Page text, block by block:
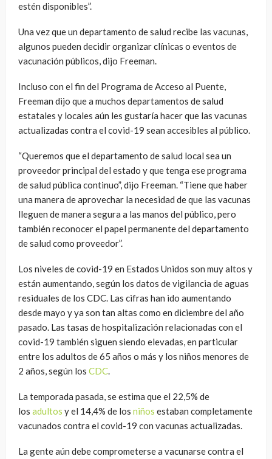
estén disponibles”.
Una vez que un departamento de salud recibe las vacunas,
algunos pueden decidir organizar clínicas o eventos de
vacunación públicos, dijo Freeman.
Incluso con el fin del Programa de Acceso al Puente,
Freeman dijo que a muchos departamentos de salud
estatales y locales aún les gustaría hacer que las vacunas
actualizadas contra el covid-19 sean accesibles al público.
“Queremos que el departamento de salud local sea un
proveedor principal del estado y que tenga ese programa
de salud pública continuo”, dijo Freeman. “Tiene que haber
una manera de aprovechar la necesidad de que las vacunas
lleguen de manera segura a las manos del público, pero
también reconocer el papel permanente del departamento
de salud como proveedor”.
Los niveles de covid-19 en Estados Unidos son muy altos y
están aumentando, según los datos de vigilancia de aguas
residuales de los CDC. Las cifras han ido aumentando
desde mayo y ya son tan altas como en diciembre del año
pasado. Las tasas de hospitalización relacionadas con el
covid-19 también siguen siendo elevadas, en particular
entre los adultos de 65 años o más y los niños menores de
2 años, según los CDC.
La temporada pasada, se estima que el 22,5% de
los adultos y el 14,4% de los niños estaban completamente
vacunados contra el covid-19 con vacunas actualizadas.
La gente aún debe comprometerse a vacunarse contra el